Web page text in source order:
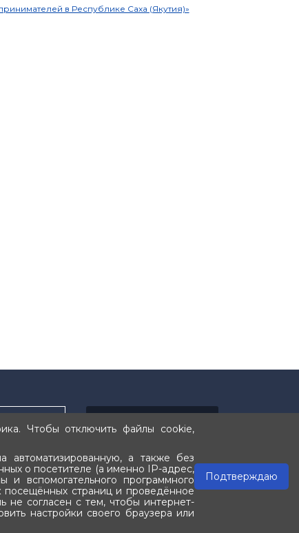
в Республике Саха (Якутия)»
Подписаться
Чтобы отключить файлы cookie,
автоматизированную, а также без
о посетителе (а именно IP-адрес,
вспомогательного программного
посещённых страниц и проведённое
не согласен с тем, чтобы интернет-
настройки своего браузера или
Подтверждаю